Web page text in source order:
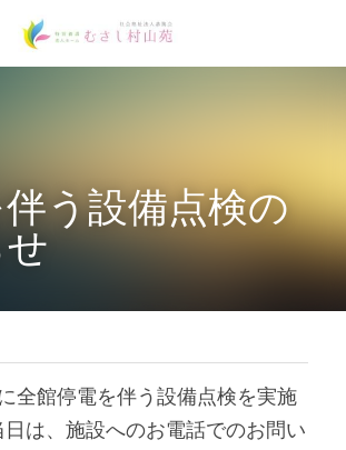
う設備点検の
全館停電を伴う設備点検を実施
は、施設へのお電話でのお問い